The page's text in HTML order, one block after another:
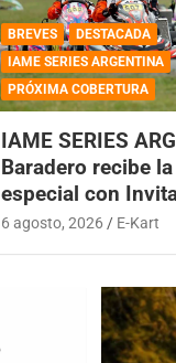
BREVES
DESTACADA
IAME SERIES ARGENTINA
PRÓXIMA COBERTURA
IAME SERIES
Baradero recibe
especial con
6 agosto, 2026 E-Kart